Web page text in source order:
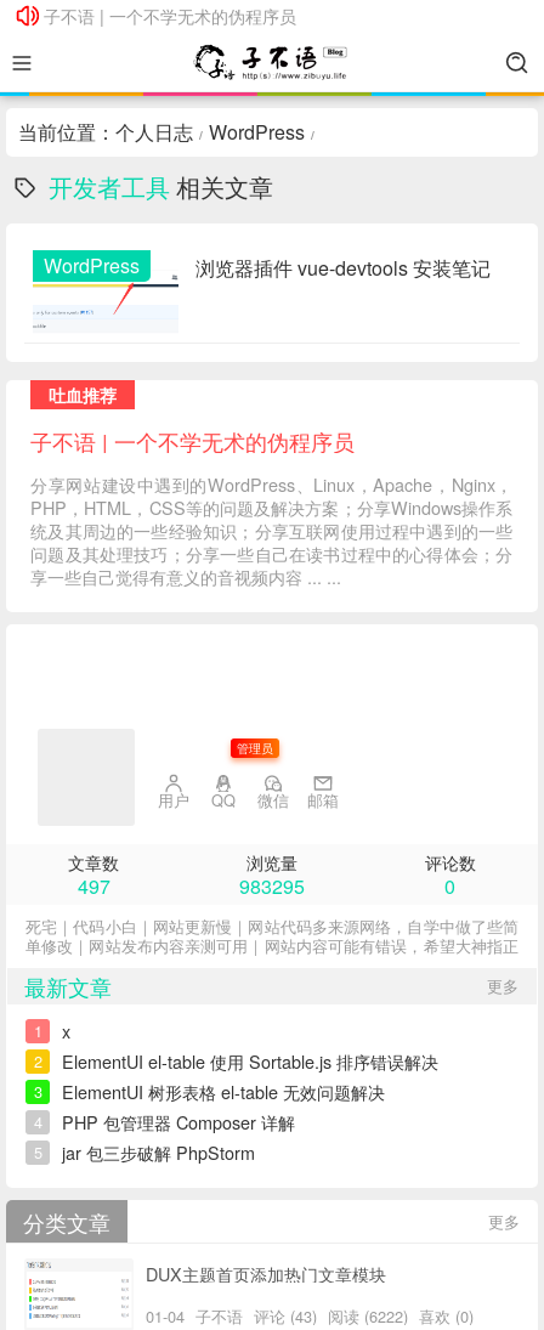
子不语 | 一个不学无术的伪程序员
子不语 | 一个不学无术的伪程序员
当前位置： 个人日志 / WordPress /
开发者工具相关文章
WordPress 浏览器插件 vue-devtools 安装笔记
吐血推荐
子不语 | 一个不学无术的伪程序员
分享网站建设中遇到的WordPress、Linux，Apache，Nginx，
PHP，HTML，CSS等的问题及解决方案；分享Windows操作系
统及其周边的一些经验知识；分享互联网使用过程中遇到的一些
问题及其处理技巧；分享一些自己在读书过程中的心得体会；分
享一些自己觉得有意义的音视频内容 ... ...
管理员
用户 QQ 微信 邮箱
文章数
497
浏览量
983295
评论数
0
死宅｜代码小白｜网站更新慢｜网站代码多来源网络，自学中做了些简
单修改｜网站发布内容亲测可用｜网站内容可能有错误，希望大神指正
更多
最新文章
1 x
2 ElementUI el-table 使用 Sortable.js 排序错误解决
3 ElementUI 树形表格 el-table 无效问题解决
4 PHP 包管理器 Composer 详解
5 jar 包三步破解 PhpStorm
更多
分类文章
DUX主题首页添加热门文章模块
01-04 子不语 评论 (43) 阅读 (6222) 喜欢 (0)